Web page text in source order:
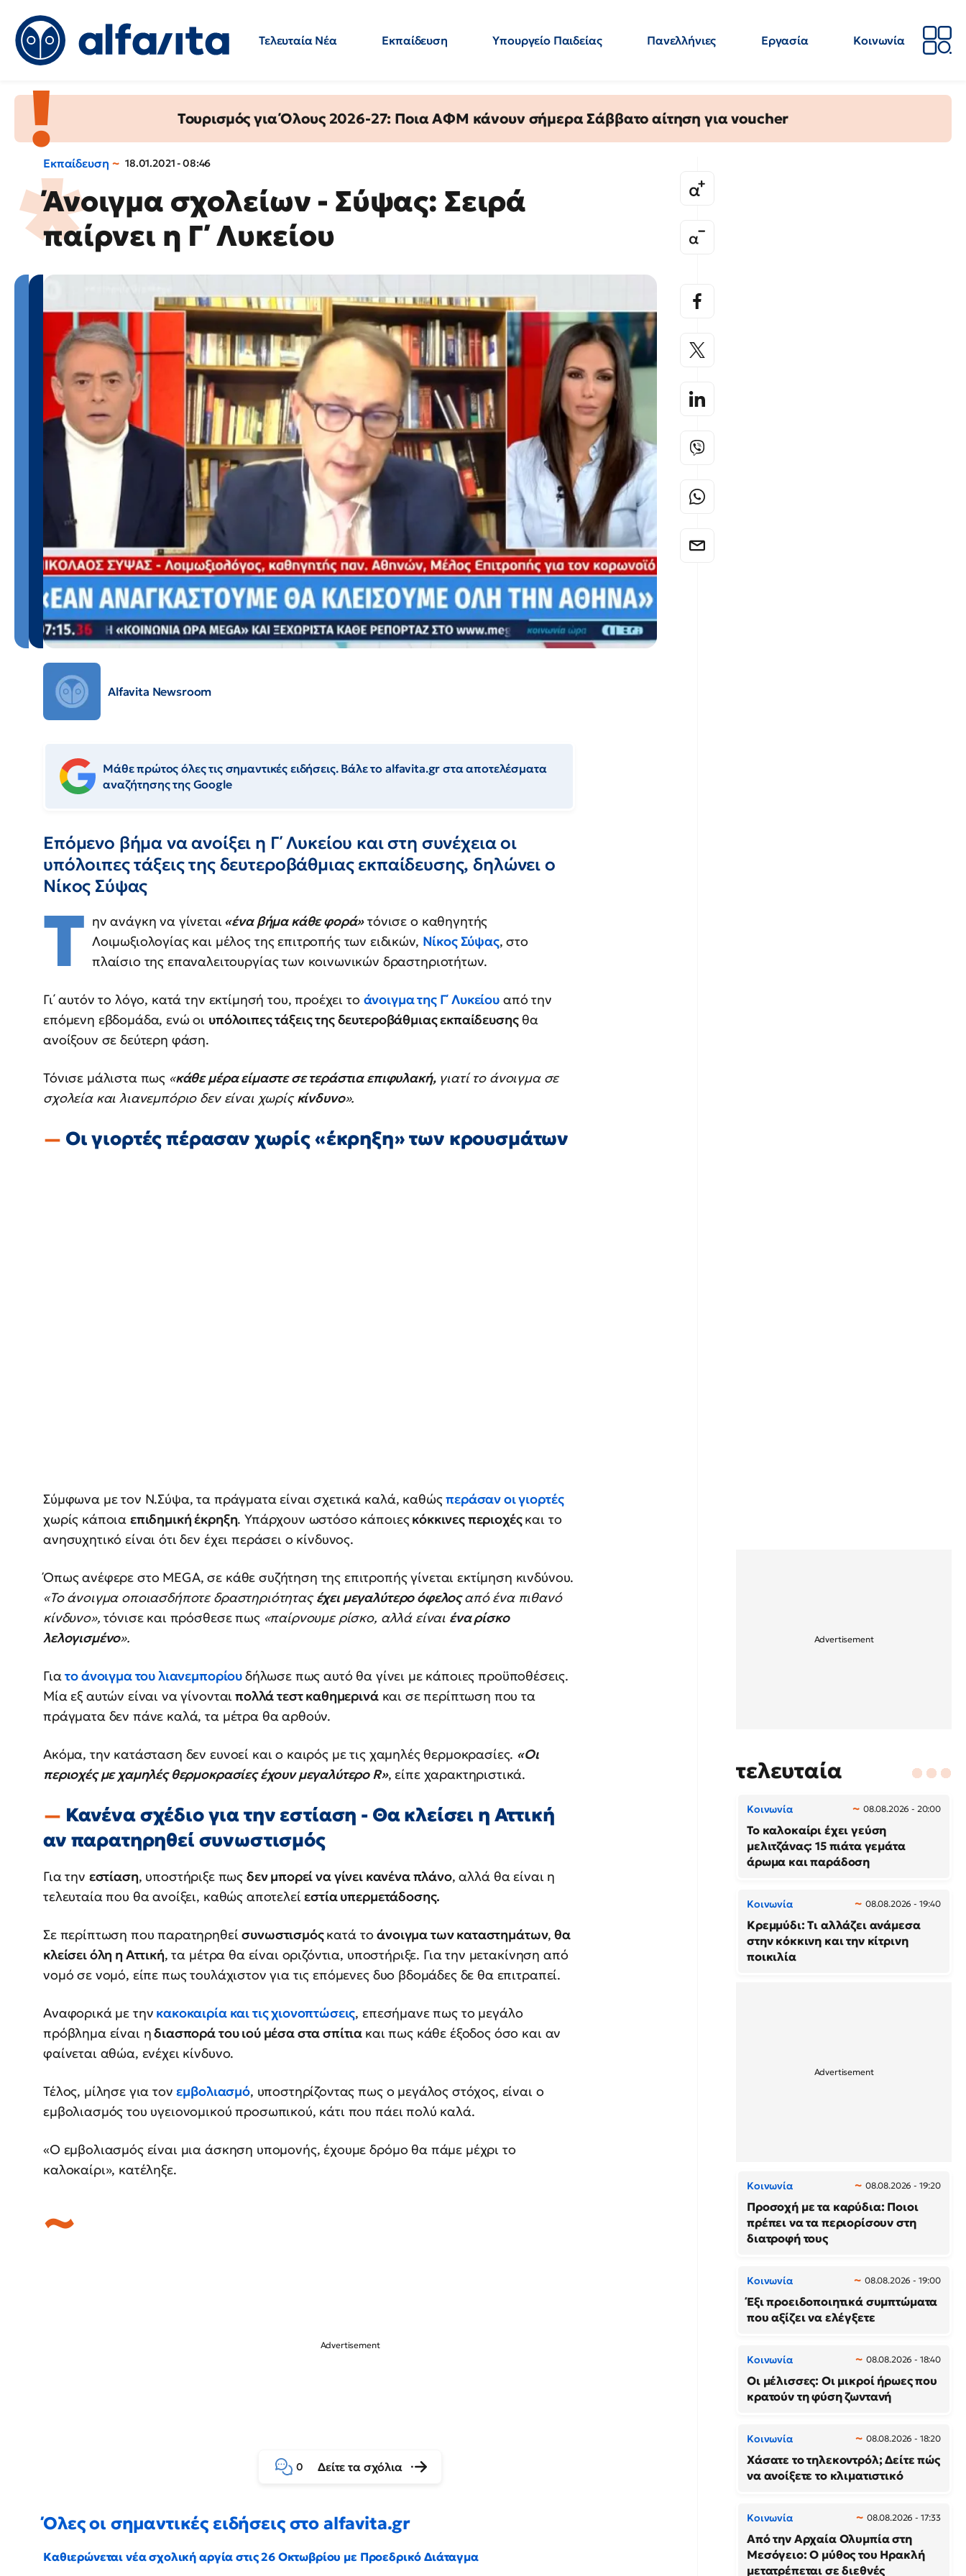
Τελευταία Νέα Εκπαίδευση Υπουργείο Παιδείας Πανελλήνιες Εργασία
Κοινωνία
Τουρισμός για Όλους 2026-27: Ποια ΑΦΜ κάνουν σήμερα Σάββατο αίτηση για voucher
Εκπαίδευση 18.01.2021 - 08:46
Άνοιγμα σχολείων - Σύψας: Σειρά
παίρνει η Γ΄ Λυκείου
Alfavita Newsroom
Μάθε πρώτος όλες τις σημαντικές ειδήσεις. Βάλε το alfavita.gr στα αποτελέσματα
αναζήτησης της Google
Επόμενο βήμα να ανοίξει η Γ΄ Λυκείου και στη συνέχεια οι
υπόλοιπες τάξεις της δευτεροβάθμιας εκπαίδευσης, δηλώνει ο
Νίκος Σύψας
Τ ην ανάγκη να γίνεται «ένα βήμα κάθε φορά»τόνισε ο καθηγητής
Λοιμωξιολογίας και μέλος της επιτροπής των ειδικών, Νίκος Σύψας, στο
πλαίσιο της επαναλειτουργίας των κοινωνικών δραστηριοτήτων.
Γι΄ αυτόν το λόγο, κατά την εκτίμησή του, προέχει το άνοιγμα της Γ΄ Λυκείου από την
επόμενη εβδομάδα, ενώ οι υπόλοιπες τάξεις της δευτεροβάθμιας εκπαίδευσηςθα
ανοίξουν σε δεύτερη φάση.
Τόνισε μάλιστα πως «κάθε μέρα είμαστε σε τεράστια επιφυλακή,γιατί το άνοιγμα σε
σχολεία και λιανεμπόριο δεν είναι χωρίςκίνδυνο».
Οι γιορτές πέρασαν χωρίς «έκρηξη» των κρουσμάτων
Σύμφωνα με τον Ν.Σύψα, τα πράγματα είναι σχετικά καλά, καθώςπεράσαν οι γιορτές
χωρίς κάποια επιδημική έκρηξη. Υπάρχουν ωστόσο κάποιεςκόκκινες περιοχέςκαι το
ανησυχητικό είναι ότι δεν έχει περάσει ο κίνδυνος.
Όπως ανέφερε στο MEGA, σε κάθε συζήτηση της επιτροπής γίνεται εκτίμηση κινδύνου.
«Το άνοιγμα οποιασδήποτε δραστηριότηταςέχει μεγαλύτερο όφελοςαπό ένα πιθανό
κίνδυνο»,τόνισε και πρόσθεσε πως«παίρνουμε ρίσκο, αλλά είναι ένα ρίσκο
λελογισμένο».
Γιατο άνοιγμα του λιανεμπορίουδήλωσε πως αυτό θα γίνει με κάποιες προϋποθέσεις.
Μία εξ αυτών είναι να γίνονται πολλά τεστ καθημερινάκαι σε περίπτωση που τα
πράγματα δεν πάνε καλά, τα μέτρα θα αρθούν.
Ακόμα, την κατάσταση δεν ευνοεί και ο καιρός με τις χαμηλές θερμοκρασίες. «Οι
περιοχές με χαμηλές θερμοκρασίες έχουν μεγαλύτερο R», είπε χαρακτηριστικά.
Κανένα σχέδιο για την εστίαση - Θα κλείσει η Αττική
αν παρατηρηθεί συνωστισμός
Για την εστίαση, υποστήριξε πως δεν μπορεί να γίνει κανένα πλάνο, αλλά θα είναι η
τελευταία που θα ανοίξει, καθώς αποτελείεστία υπερμετάδοσης.
Σε περίπτωση που παρατηρηθείσυνωστισμόςκατά τοάνοιγμα των καταστημάτων, θα
κλείσει όλη η Αττική, τα μέτρα θα είναι οριζόντια, υποστήριξε. Για την μετακίνηση από
νομό σε νομό, είπε πως τουλάχιστον για τις επόμενες δυο βδομάδες δε θα επιτραπεί.
Αναφορικά με την κακοκαιρία και τις χιονοπτώσεις, επεσήμανε πως το μεγάλο
πρόβλημα είναι ηδιασπορά του ιού μέσα στα σπίτια και πως κάθε έξοδος όσο και αν
φαίνεται αθώα, ενέχει κίνδυνο.
Τέλος, μίλησε για τονεμβολιασμό, υποστηρίζοντας πως ο μεγάλος στόχος, είναι ο
εμβολιασμός του υγειονομικού προσωπικού, κάτι που πάει πολύ καλά.
«Ο εμβολιασμός είναι μια άσκηση υπομονής, έχουμε δρόμο θα πάμε μέχρι το
καλοκαίρι», κατέληξε.
0 Δείτε τα σχόλια
Όλες οι σημαντικές ειδήσεις στο alfavita.gr
Καθιερώνεται νέα σχολική αργία στις 26 Οκτωβρίου με Προεδρικό Διάταγμα
τελευταία
Κοινωνία 08.08.2026 - 20:00
Το καλοκαίρι έχει γεύση
μελιτζάνας: 15 πιάτα γεμάτα
άρωμα και παράδοση
Κοινωνία 08.08.2026 - 19:40
Κρεμμύδι: Τι αλλάζει ανάμεσα
στην κόκκινη και την κίτρινη
ποικιλία
Κοινωνία 08.08.2026 - 19:20
Προσοχή με τα καρύδια: Ποιοι
πρέπει να τα περιορίσουν στη
διατροφή τους
Κοινωνία 08.08.2026 - 19:00
Έξι προειδοποιητικά συμπτώματα
που αξίζει να ελέγξετε
Κοινωνία 08.08.2026 - 18:40
Οι μέλισσες: Οι μικροί ήρωες που
κρατούν τη φύση ζωντανή
Κοινωνία 08.08.2026 - 18:20
Χάσατε το τηλεκοντρόλ; Δείτε πώς
να ανοίξετε το κλιματιστικό
Κοινωνία 08.08.2026 - 17:33
Από την Αρχαία Ολυμπία στη
Μεσόγειο: Ο μύθος του Ηρακλή
μετατρέπεται σε διεθνές